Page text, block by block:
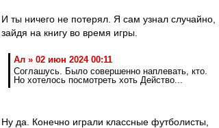
И ты ничего не потерял. Я сам узнал случайно,
зайдя на книгу во время игры.
Ал » 02 июн 2024 00:11
Соглашусь. Было совершенно наплевать, кто.
Но хотелось посмотреть хоть Действо...
Ну да. Конечно играли классные футболисты,